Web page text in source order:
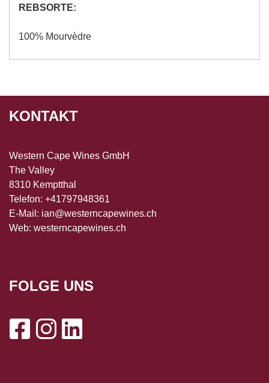
REBSORTE:
100% Mourvèdre
KONTAKT
Western Cape Wines GmbH
The Valley
8310 Kemptthal
Telefon: +41797948361
E-Mail: ian@westerncapewines.ch
Web: westerncapewines.ch
FOLGE UNS